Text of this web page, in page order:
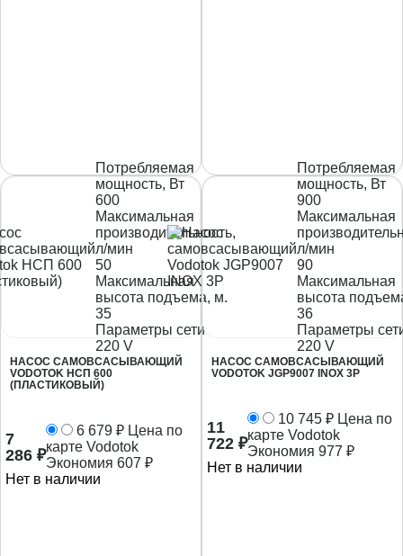
Потребляемая
мощность, Вт
600
Максимальная
производительность,
л/мин
50
Максимальная
высота подъема, м.
35
Параметры сети
220 V
НАСОС САМОВСАСЫВАЮЩИЙ
VODOTOK НСП 600
(ПЛАСТИКОВЫЙ)
7
286 ₽
6 679 ₽ Цена по
карте Vodotok
Экономия 607 ₽
Нет в наличии
Потребляемая
мощность, Вт
900
Максимальная
л/мин
90
Максимальная
высота
36
Параметры
220 V
НАСОС САМОВСАСЫВАЮЩИЙ
VODOTOK JGP9007 INOX 3P
11
722 ₽
10 745 ₽ Цена по
карте Vodotok
Экономия 977 ₽
Нет в наличии